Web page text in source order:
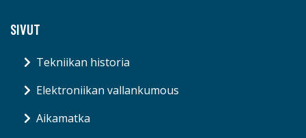
SIVUT
Tekniikan historia
Elektroniikan vallankumous
Aikamatka